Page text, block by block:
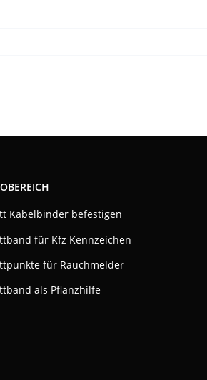
Kabelbinder befestigen
für Kfz Kennzeichen
für Rauchmelder
als Pflanzhilfe